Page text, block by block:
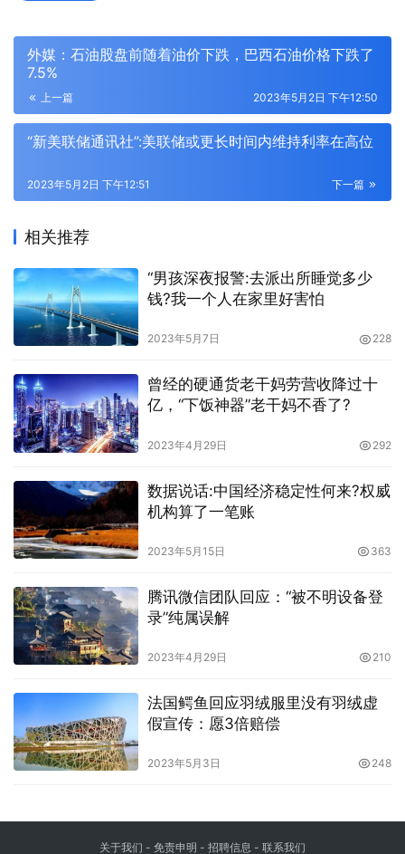
外媒：石油股盘前随着油价下跌，巴西石油价格下跌了
7.5%
上一篇 2023年5月2日 下午12:50
“新美联储通讯社”:美联储或更长时间内维持利率在高位
下一篇
2023年5月2日 下午12:51
相关推荐
“男孩深夜报警:去派出所睡觉多少
钱?我一个人在家里好害怕
2023年5月7日 228
曾经的硬通货老干妈劳营收降过十
亿，“下饭神器”老干妈不香了?
2023年4月29日 292
数据说话:中国经济稳定性何来?权威
机构算了一笔账
2023年5月15日 363
腾讯微信团队回应：“被不明设备登
录”纯属误解
2023年4月29日 210
法国鳄鱼回应羽绒服里没有羽绒虚
假宣传：愿3倍赔偿
2023年5月3日 248
关于我们 - 免责申明 - 招聘信息 - 联系我们